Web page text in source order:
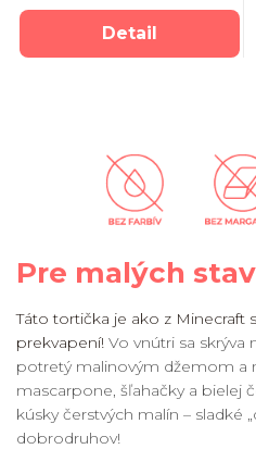
Detail
Pre malých
Táto tortička je ako z
prekvapení! Vo vnútri sa skrýva
potretý malinovým džemom a
mascarpone, šľahačky a bielej
kúsky čerstvých malín – sladké
dobrodruhov!